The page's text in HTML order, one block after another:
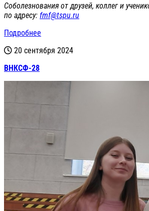
Соболезнования от друзей, коллег и
по адресу: fmf@tspu.ru
Подробнее
20 сентября 2024
ВНКСФ-28